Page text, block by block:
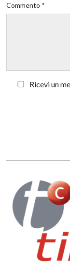
Commento *
Ricevi un